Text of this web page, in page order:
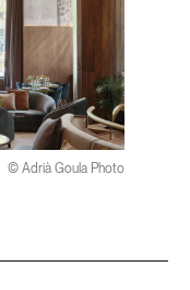
© Adrià Goula Photo